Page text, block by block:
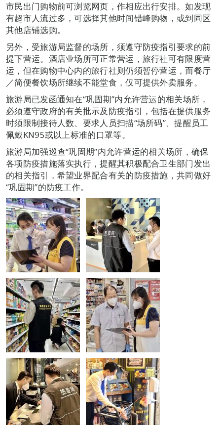
市民出门购物前可浏览网页，作相应出行安排。如发现
有超市人流过多，可选择其他时间错峰购物，或到同区
其他店铺选购。
另外，受旅游局监督的场所，须遵守防疫指引要求的前
提下营运。酒店业场所可正常营运，旅行社可有限度营
运，但在购物中心内的旅行社则仍须暂停营运，而餐厅
／简便餐饮场所继续不能堂食，仅可提供外卖服务。
旅游局已发函通知在“巩固期”内允许营运的相关场所，
必须遵守政府的有关批示及防疫指引，包括在提供服务
时须限制接待人数、要求人员扫描“场所码”、提醒员工
佩戴KN95或以上标准的口罩等。
旅游局加强巡查“巩固期”内允许营运的相关场所，确保
各项防疫措施落实执行，提醒其积极配合卫生部门发出
的相关指引，希望业界配合有关的防疫措施，共同做好
“巩固期”的防疫工作。